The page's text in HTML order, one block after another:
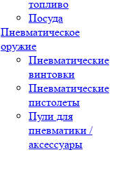
топливо
Посуда
Пневматическое
оружие
Пневматические
винтовки
Пневматические
пистолеты
Пули для
пневматики /
аксессуары